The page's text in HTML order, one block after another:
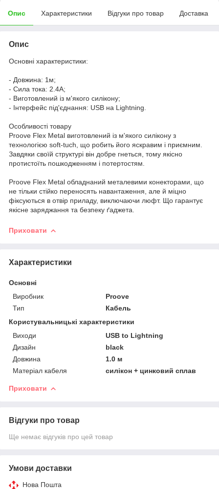
Опис Характеристики Відгуки про товар Доставка
Опис
Основні характеристики:
- Довжина: 1м;
- Сила тока: 2.4A;
- Виготовлений із м'якого силікону;
- Інтерфейс під'єднання: USB на Lightning.
Особливості товару
Proove Flex Metal виготовлений із м'якого силікону з
технологією soft-tuch, що робить його яскравим і приємним.
Завдяки своїй структурі він добре гнеться, тому якісно
протистоїть пошкодженням і потертостям.
Proove Flex Metal обладнаний металевими конекторами, що
не тільки стійко переносять навантаження, але й міцно
фіксуються в отвір приладу, виключаючи люфт. Що гарантує
якісне заряджання та безпеку ґаджета.
Приховати
Характеристики
Основні
Виробник
Proove
Тип
Кабель
Користувальницькі характеристики
Виходи
USB to Lightning
Дизайн
black
Довжина
1.0 м
Матеріал кабеля
силікон + цинковий сплав
Приховати
Відгуки про товар
Ще немає відгуків про цей товар
Умови доставки
Нова Пошта